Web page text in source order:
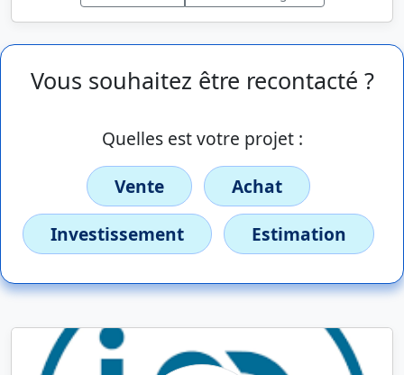
Vous souhaitez être recontacté ?
Quelles est votre projet :
Vente
Achat
Investissement
Estimation